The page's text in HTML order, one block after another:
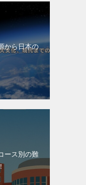
から日本の
ース別の難